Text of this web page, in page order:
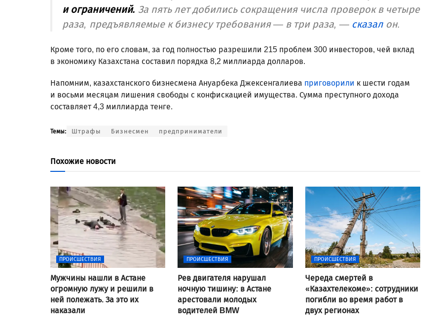
и ограничений. За пять лет добились сокращения числа проверок в четыре
раза, предъявляемые к бизнесу требования — в три раза, — сказалон.
Кроме того, по его словам, за год полностью разрешили 215 проблем 300 инвесторов, чей вклад
в экономику Казахстана составил порядка 8,2 миллиарда долларов.
Напомним, казахстанского бизнесмена Ануарбека Джексенгалиева приговорили к шести годам
и восьми месяцам лишения свободы с конфискацией имущества. Сумма преступного дохода
составляет 4,3 миллиарда тенге.
Темы: Штрафы Бизнесмен предприниматели
Похожие новости
ПРОИСШЕСТВИЯ
Мужчины нашли в Астане
огромную лужу и решили в
ней полежать. За это их
наказали
ПРОИСШЕСТВИЯ
Рев двигателя нарушал
ночную тишину: в Астане
арестовали молодых
водителей BMW
ПРОИСШЕСТВИЯ
Череда смертей в
«Казахтелекоме»: сотрудники
погибли во время работ в
двух регионах